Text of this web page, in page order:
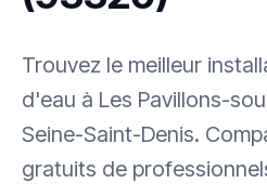
Trouvez le meilleur
d'eau à Les Pavillons-
Seine-Saint-Denis.
gratuits de